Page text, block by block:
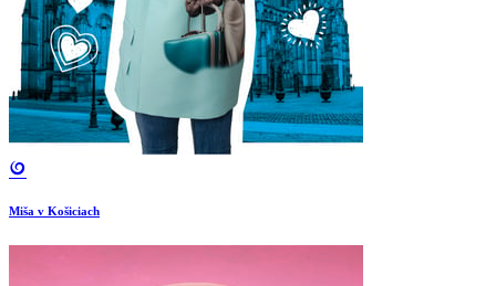
Miša v Košiciach